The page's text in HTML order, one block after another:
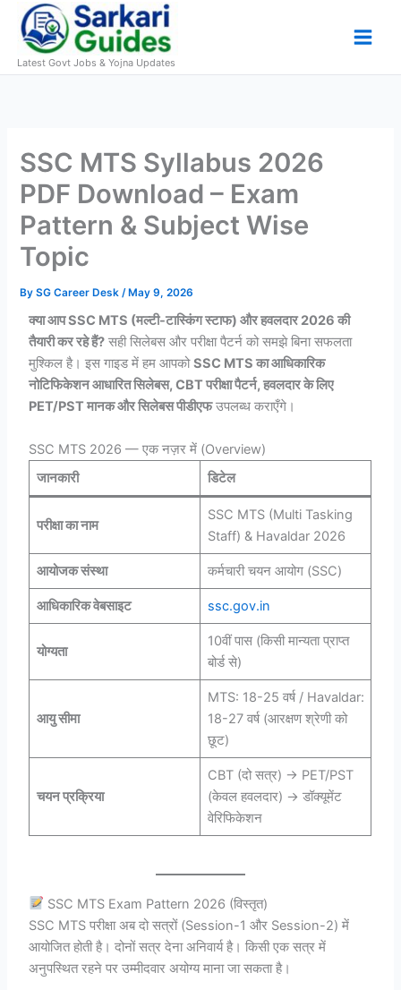
content
Latest Govt Jobs & Yojna Updates
SSC MTS Syllabus 2026
PDF Download – Exam
Pattern & Subject Wise
Topic
BySG Career Desk/ May 9, 2026
क्या आप SSC MTS (मल्टी-टास्किंग स्टाफ) और हवलदार 2026 की
तैयारी कर रहे हैं? सही सिलेबस और परीक्षा पैटर्न को समझे बिना सफलता
मुश्किल है। इस गाइड में हम आपकोSSC MTS का आधिकारिक
नोटिफिकेशन आधारित सिलेबस, CBT परीक्षा पैटर्न, हवलदार के लिए
PET/PST मानक और सिलेबस पीडीएफउपलब्ध कराएँगे।
SSC MTS 2026 — एक नज़र में (Overview)
जानकारी
डिटेल
परीक्षा का नाम
SSC MTS (Multi Tasking
Staff) & Havaldar 2026
आयोजक संस्था कर्मचारी चयन आयोग (SSC)
आधिकारिक वेबसाइट ssc.gov.in
योग्यता
10वीं पास (किसी मान्यता प्राप्त
बोर्ड से)
आयु सीमा
MTS: 18-25 वर्ष / Havaldar:
18-27 वर्ष (आरक्षण श्रेणी को
छूट)
चयन प्रक्रिया
CBT (दो सत्र) → PET/PST
(केवल हवलदार) → डॉक्यूमेंट
वेरिफिकेशन
SSC MTS Exam Pattern 2026 (विस्तृत)
SSC MTS परीक्षा अब दो सत्रों (Session-1 और Session-2) में
आयोजित होती है। दोनों सत्र देना अनिवार्य है। किसी एक सत्र में
अनुपस्थित रहने पर उम्मीदवार अयोग्य माना जा सकता है।